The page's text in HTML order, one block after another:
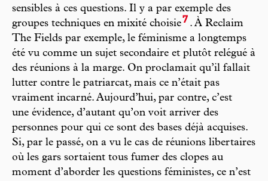
sensibles à ces questions. Il y a par exemple des
groupes techniques en mixité choisie7 . À Reclaim
The Fields par exemple, le féminisme a longtemps
été vu comme un sujet secondaire et plutôt relégué à
des réunions à la marge. On proclamait qu’il fallait
lutter contre le patriarcat, mais ce n’était pas
vraiment incarné. Aujourd’hui, par contre, c’est
une évidence, d’autant qu’on voit arriver des
personnes pour qui ce sont des bases déjà acquises.
Si, par le passé, on a vu le cas de réunions libertaires
où les gars sortaient tous fumer des clopes au
moment d’aborder les questions féministes, ce n’est